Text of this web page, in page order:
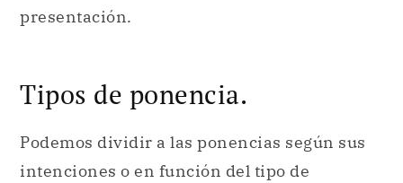
presentación.
Tipos de ponencia.
Podemos dividir a las ponencias según sus
intenciones o en función del tipo de